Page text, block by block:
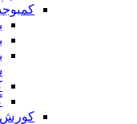
کورش